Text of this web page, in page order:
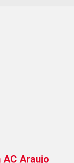
AC Araujo